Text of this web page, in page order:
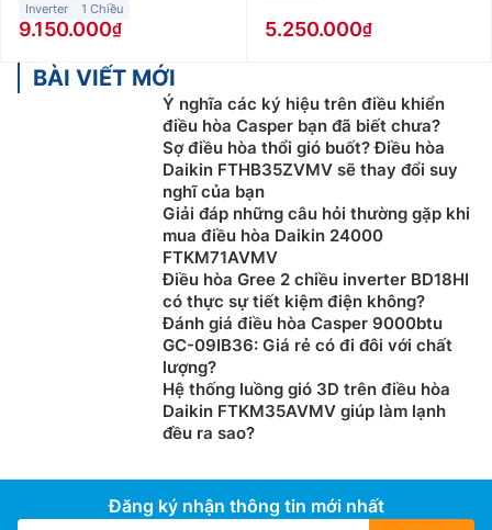
Inverter 1 Chiều
9.150.000 5.250.000
BÀI VIẾT MỚI
Ý nghĩa các ký hiệu trên điều khiển
điều hòa Casper bạn đã biết chưa?
Sợ điều hòa thổi gió buốt? Điều hòa
Daikin FTHB35ZVMV sẽ thay đổi suy
nghĩ của bạn
Giải đáp những câu hỏi thường gặp khi
mua điều hòa Daikin 24000
FTKM71AVMV
Điều hòa Gree 2 chiều inverter BD18HI
có thực sự tiết kiệm điện không?
Đánh giá điều hòa Casper 9000btu
GC-09IB36: Giá rẻ có đi đôi với chất
lượng?
Hệ thống luồng gió 3D trên điều hòa
Daikin FTKM35AVMV giúp làm lạnh
đều ra sao?
Đăng ký nhận thông tin mới nhất